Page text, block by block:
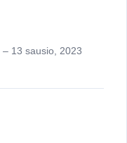
– 13 sausio, 2023